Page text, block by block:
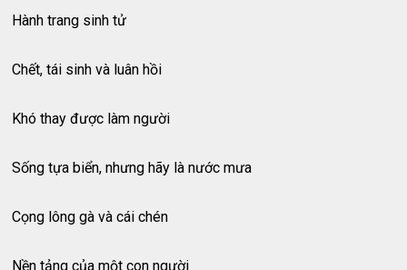
Hành trang sinh tử
Chết, tái sinh và luân hồi
Khó thay được làm người
Sống tựa biển, nhưng hãy là nước mưa
Cọng lông gà và cái chén
Nền tảng của một con người